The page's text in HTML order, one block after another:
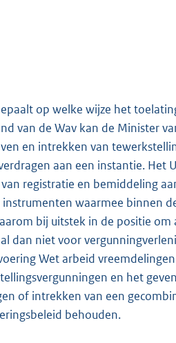
op welke wijze het
van de Wav kan de Minister
en intrekken van
aan een instantie.
registratie en bemiddeling
waarmee binnen
bij uitstek in de positie
dan niet voor
Wet arbeid
en het
of intrekken van een
behouden.